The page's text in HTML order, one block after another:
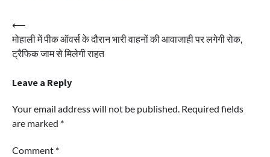
Post
navigation
⟵
मोहाली में पीक ऑवर्स के दौरान भारी वाहनों की आवाजाही पर लगेगी रोक,
ट्रैफिक जाम से मिलेगी राहत
Leave a Reply
Your email address will not be published. Required fields
are marked *
Comment *